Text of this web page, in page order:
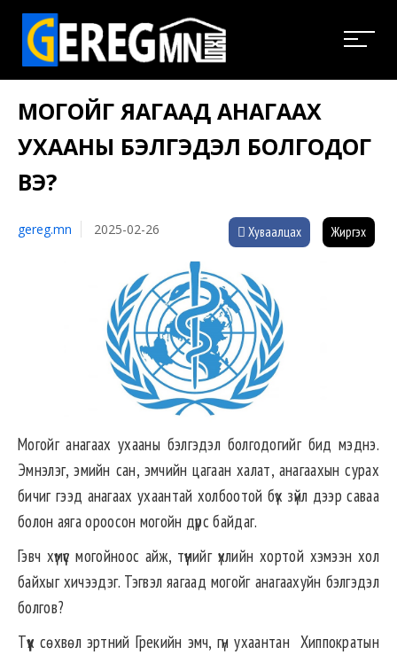
МОГОЙГ ЯАГААД АНАГААХ
УХААНЫ БЭЛГЭДЭЛ БОЛГОДОГ
ВЭ?
gereg.mn 2025-02-26 Хуваалцах Жиргэх
Могойг анагаах ухааны бэлгэдэл болгодогийг бид мэднэ.
Эмнэлэг, эмийн сан, эмчийн цагаан халат, анагаахын сурах
бичиг гээд анагаах ухаантай холбоотой бүх зүйл дээр саваа
болон аяга ороосон могойн дүрс байдаг.
Гэвч хүмүүс могойноос айж, түүнийг үхлийн хортой хэмээн хол
байхыг хичээдэг. Тэгвэл яагаад могойг анагаахуйн бэлгэдэл
болгов?
Түүх сөхвөл эртний Грекийн эмч, гүн ухаантан Хиппократын